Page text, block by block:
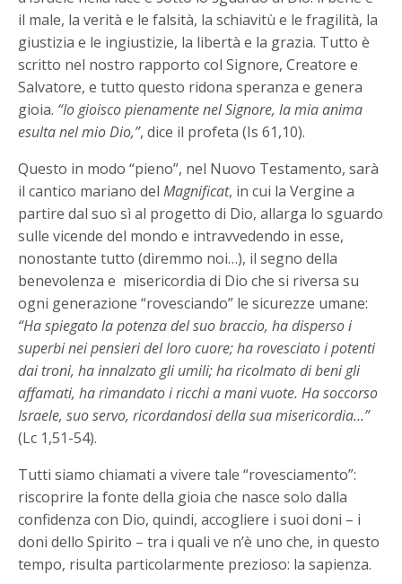
il male, la verità e le falsità, la schiavitù e le fragilità, la
giustizia e le ingiustizie, la libertà e la grazia. Tutto è
scritto nel nostro rapporto col Signore, Creatore e
Salvatore, e tutto questo ridona speranza e genera
gioia. “Io gioisco pienamente nel Signore, la mia anima
esulta nel mio Dio,”, dice il profeta (Is 61,10).
Questo in modo “pieno”, nel Nuovo Testamento, sarà
il cantico mariano delMagnificat, in cui la Vergine a
partire dal suo sì al progetto di Dio, allarga lo sguardo
sulle vicende del mondo e intravvedendo in esse,
nonostante tutto (diremmo noi…), il segno della
benevolenza e misericordia di Dio che si riversa su
ogni generazione “rovesciando” le sicurezze umane:
“Ha spiegato la potenza del suo braccio, ha disperso i
superbi nei pensieri del loro cuore; ha rovesciato i potenti
dai troni, ha innalzato gli umili; ha ricolmato di beni gli
affamati, ha rimandato i ricchi a mani vuote. Ha soccorso
Israele, suo servo, ricordandosi della sua misericordia…”
(Lc 1,51-54).
Tutti siamo chiamati a vivere tale “rovesciamento”:
riscoprire la fonte della gioia che nasce solo dalla
confidenza con Dio, quindi, accogliere i suoi doni – i
doni dello Spirito – tra i quali ve n’è uno che, in questo
tempo, risulta particolarmente prezioso: la sapienza.